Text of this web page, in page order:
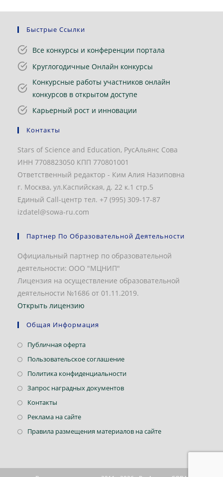
Быстрые Ссылки
Все конкурсы и конференции портала
Круглогодичные Онлайн конкурсы
Конкурсные работы участников онлайн
конкурсов в открытом доступе
Карьерный рост и инновации
Контакты
Stars of Science and Education, РусАльянс Сова
ИНН 7708823050 КПП 770801001
Ответственный редактор - Ким Алия Назиповна
г. Москва, ул.Каспийская, д. 22 к.1 стр.5
Единый Call-центр тел. +7 (995) 309-17-87
izdatel@sowa-ru.com
Партнер По Образовательной Деятельности
Официальный партнер по образовательной
деятельности: ООО "МЦНИП"
Лицензия на осуществление образовательной
деятельности №1686 от 01.11.2019.
Открыть лицензию
Общая Информация
Публичная офертаОткроется
в
Пользовательское соглашениеОткроется
в
Политика конфиденциальностиОткроется
Запрос наградных документовОткроется
Контакты
в
Реклама на сайтеОткроется
в
Правила размещения материалов на сайтеОткроется
вкладке